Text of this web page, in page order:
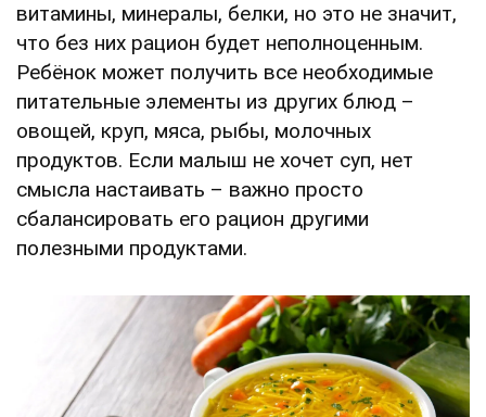
витамины, минералы, белки, но это не значит,
что без них рацион будет неполноценным.
Ребёнок может получить все необходимые
питательные элементы из других блюд –
овощей, круп, мяса, рыбы, молочных
продуктов. Если малыш не хочет суп, нет
смысла настаивать – важно просто
сбалансировать его рацион другими
полезными продуктами.